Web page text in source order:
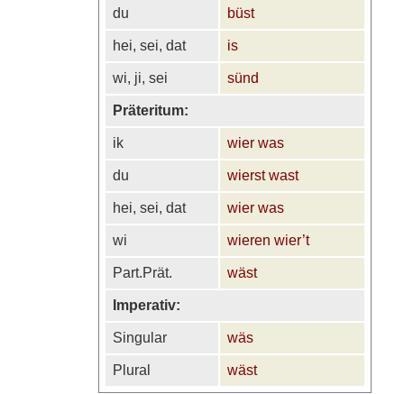
du büst
hei, sei, dat is
wi, ji, sei sünd
Präteritum:
ik wier was
du wierst wast
hei, sei, dat wier was
wi wieren wier’t
Part.Prät. wäst
Imperativ:
Singular wäs
Plural wäst